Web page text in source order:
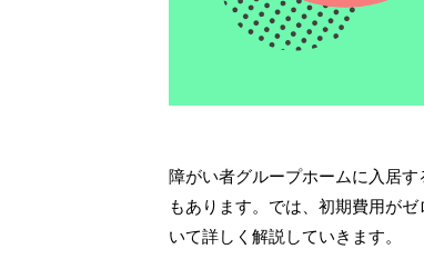
障がい者グループホームに入居
もあります。では、初期費用が
いて詳しく解説していきます。